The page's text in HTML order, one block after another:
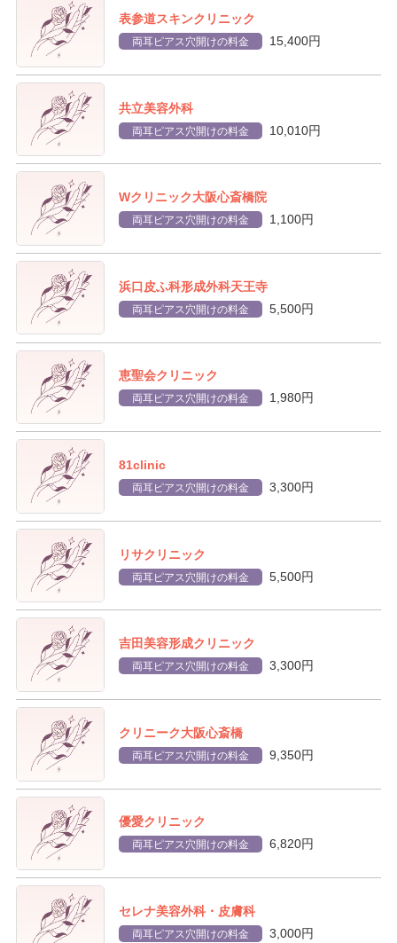
表参道スキンクリニック
両耳ピアス穴開けの料金 15,400円
共立美容外科
両耳ピアス穴開けの料金 10,010円
Wクリニック大阪心斎橋院
両耳ピアス穴開けの料金 1,100円
浜口皮ふ科形成外科天王寺
両耳ピアス穴開けの料金 5,500円
恵聖会クリニック
両耳ピアス穴開けの料金 1,980円
81clinic
両耳ピアス穴開けの料金 3,300円
リサクリニック
両耳ピアス穴開けの料金 5,500円
吉田美容形成クリニック
両耳ピアス穴開けの料金 3,300円
クリニーク大阪心斎橋
両耳ピアス穴開けの料金 9,350円
優愛クリニック
両耳ピアス穴開けの料金 6,820円
セレナ美容外科・皮膚科
両耳ピアス穴開けの料金 3,000円